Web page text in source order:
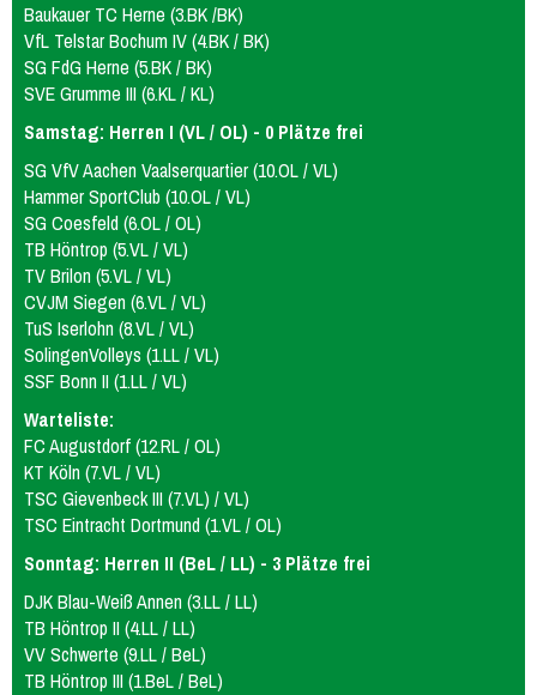
Baukauer TC Herne (3.BK /BK)
VfL Telstar Bochum IV (4.BK / BK)
SG FdG Herne (5.BK / BK)
SVE Grumme III (6.KL / KL)
Samstag: Herren I (VL / OL) - 0 Plätze frei
SG VfV Aachen Vaalserquartier (10.OL / VL)
Hammer SportClub (10.OL / VL)
SG Coesfeld (6.OL / OL)
TB Höntrop (5.VL / VL)
TV Brilon (5.VL / VL)
CVJM Siegen (6.VL / VL)
TuS Iserlohn (8.VL / VL)
SolingenVolleys (1.LL / VL)
SSF Bonn II (1.LL / VL)
Warteliste:
FC Augustdorf (12.RL / OL)
KT Köln (7.VL / VL)
TSC Gievenbeck III (7.VL) / VL)
TSC Eintracht Dortmund (1.VL / OL)
Sonntag: Herren II (BeL / LL) - 3 Plätze frei
DJK Blau-Weiß Annen (3.LL / LL)
TB Höntrop II (4.LL / LL)
VV Schwerte (9.LL / BeL)
TB Höntrop III (1.BeL / BeL)